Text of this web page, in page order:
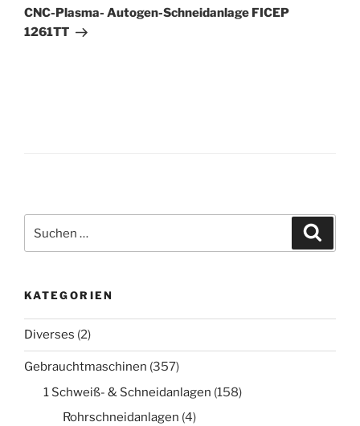
Beitrag
CNC-Plasma- Autogen-Schneidanlage FICEP
1261TT
nach:
KATEGORIEN
Diverses (2)
Gebrauchtmaschinen (357)
1 Schweiß- & Schneidanlagen (158)
Rohrschneidanlagen (4)